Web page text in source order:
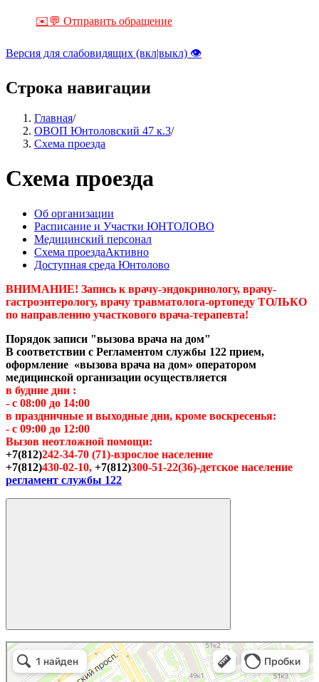
✉️💬 Отправить обращение
Версия для слабовидящих (вкл|выкл) 👁
Строка навигации
Главная/
ОВОП Юнтоловский 47 к.3/
Схема проезда
Схема проезда
Об организации
Расписание и Участки ЮНТОЛОВО
Медицинский персонал
Схема проездаАктивно
Доступная среда Юнтолово
ВНИМАНИЕ! Запись к врачу-эндокринологу, врачу-
гастроэнтерологу, врачу травматолога-ортопеду ТОЛЬКО
по направлению участкового врача-терапевта!
Порядок записи "вызова врача на дом"
В соответствии с Регламентом службы 122 прием,
оформление «вызова врача на дом» оператором
медицинской организации осуществляется
в будние дни :
- с 08:00 до 14:00
в праздничные и выходные дни, кроме воскресенья:
- с 09:00 до 12:00
Вызов неотложной помощи:
+7(812)242-34-70 (71)-взрослое население
+7(812)430-02-10, +7(812)300-51-22(36)-детское население
регламент службы 122
Офис врача общей практики
Поликлиника для взрослых в Санкт‑Петербурге
Детская поликлиника в Санкт‑Петербурге